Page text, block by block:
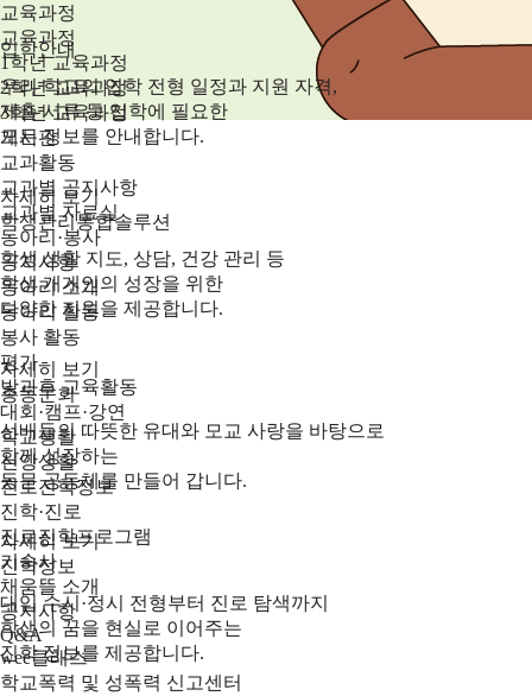
교육과정
교육과정
1학년 교육과정
2학년 교육과정
3학년 교육과정
게시판
교과활동
교과별 공지사항
교과별 자료실
동아리·봉사
공지사항
동아리 소개
동아리 활동
봉사 활동
평가
방과후 교육활동
대회·캠프·강연
학교생활
신앙생활
진로진학정보
진학·진로
진로진학프로그램
기숙사
채움뜰 소개
공지사항
Q&A
wee클래스
학교폭력 및 성폭력 신고센터
입학안내
우리 학교의 입학 전형 일정과 지원 자격,
제출 서류 등 입학에 필요한
모든 정보를 안내합니다.
자세히 보기
학생관리통합솔루션
학생 생활 지도, 상담, 건강 관리 등
학생 개개인의 성장을 위한
다양한 지원을 제공합니다.
자세히 보기
총동문회
선배들의 따뜻한 유대와 모교 사랑을 바탕으로
함께 성장하는
동문 공동체를 만들어 갑니다.
자세히 보기
진학정보
대입 수시·정시 전형부터 진로 탐색까지
학생의 꿈을 현실로 이어주는
진학 정보를 제공합니다.